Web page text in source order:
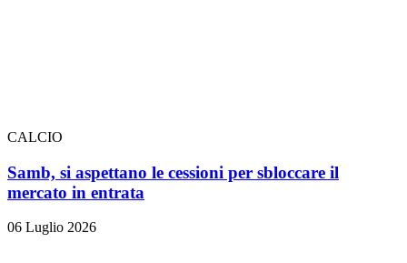
CALCIO
Samb, si aspettano le cessioni per sbloccare il
mercato in entrata
06 Luglio 2026